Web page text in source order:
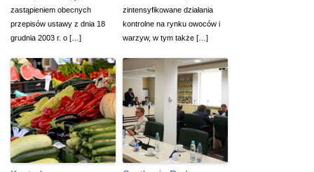
zastąpieniem obecnych
przepisów ustawy z dnia 18
grudnia 2003 r. o […]
zintensyfikowane działania
kontrolne na rynku owoców i
warzyw, w tym także […]